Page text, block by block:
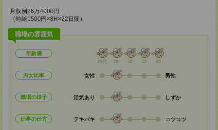
月収例26万4000円
（時給1500円×8H×22日間）
職場の雰囲気
年齢層
20代 30 40 50 60
男女比率 女性 男性
職場の様子 活気あり しずか
仕事の仕方 テキパキ コツコツ